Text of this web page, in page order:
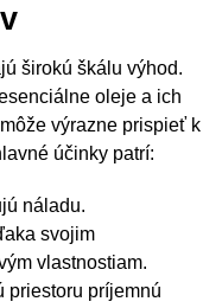
širokú škálu výhod.
oleje a ich
výrazne prispieť k
účinky patrí:
náladu.
svojim
vlastnostiam.
priestoru príjemnú